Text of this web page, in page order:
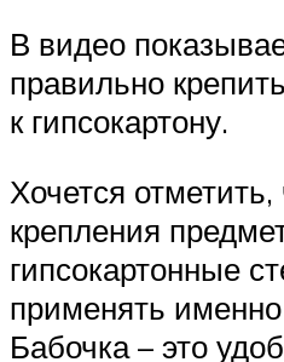
В видео
правильно
к гипсокартону.
Хочется
крепления
гипсокартонные
применять
Бабочка – это